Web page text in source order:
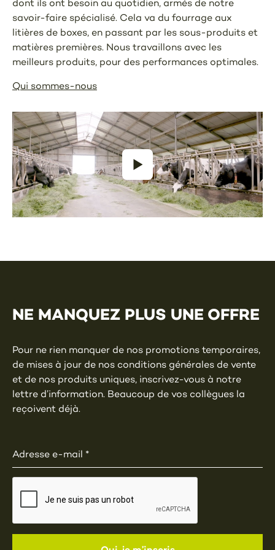
dont ils ont besoin au quotidien, armés de notre
savoir-faire spécialisé. Cela va du fourrage aux
litières de boxes, en passant par les sous-produits et
matières premières. Nous travaillons avec les
meilleurs produits, pour des performances optimales.
Qui sommes-nous
NE MANQUEZ PLUS UNE OFFRE
Pour ne rien manquer de nos promotions temporaires,
de mises à jour de nos conditions générales de vente
et de nos produits uniques, inscrivez-vous à notre
lettre d’information. Beaucoup de vos collègues la
reçoivent déjà.